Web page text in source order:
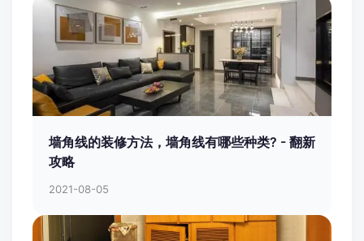
墙角线的装修方法，墙角线有哪些种类? - 翻新
攻略
2021-08-05